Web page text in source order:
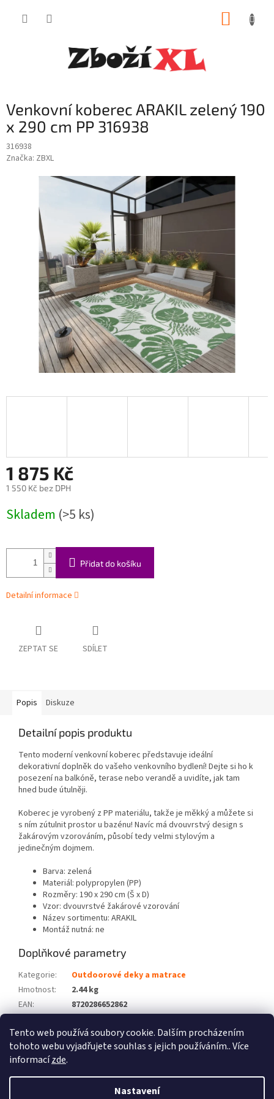
Tento web používá soubory cookie. Dalším procházením
tohoto webu vyjadřujete souhlas s jejich používáním.. Více
informacízde.
Nastavení
Venkovní koberec ARAKIL zelený 190
x 290 cm PP 316938
316938
Značka: ZBXL
1 875 Kč
1 550 Kč bez DPH
cena:
Skladem (>5 ks)
Přidat do košíku
Detailní informace
ZEPTAT SE SDÍLET
Popis Diskuze
Detailní popis produktu
Tento moderní venkovní koberec představuje ideální
dekorativní doplněk do vašeho venkovního bydlení! Dejte si ho k
posezení na balkóně, terase nebo verandě a uvidíte, jak tam
hned bude útulněji.
Koberec je vyrobený z PP materiálu, takže je měkký a můžete si
s ním zútulnit prostor u bazénu! Navíc má dvouvrstvý design s
žakárovým vzorováním, působí tedy velmi stylovým a
jedinečným dojmem.
Barva: zelená
Materiál: polypropylen (PP)
Rozměry: 190 x 290 cm (Š x D)
Vzor: dvouvrstvé žakárové vzorování
Název sortimentu: ARAKIL
Montáž nutná: ne
Doplňkové parametry
Kategorie:
Outdoorové deky a matrace
Hmotnost:
2.44 kg
EAN:
8720286652862
Počet balíků: 1
Vytvořil Shoptet